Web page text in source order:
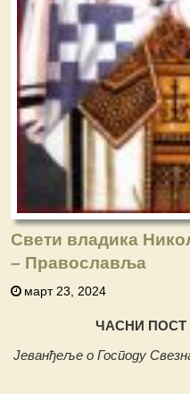
Свети владика
– Православља
март 23, 2024
ЧАСНИ ПОСТ
Јеванђеље о Господу